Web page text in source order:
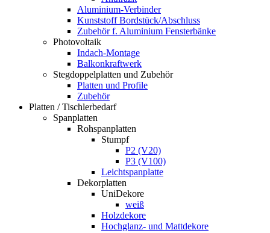
Aluminium-Verbinder
Kunststoff Bordstück/Abschluss
Zubehör f. Aluminium Fensterbänke
Photovoltaik
Indach-Montage
Balkonkraftwerk
Stegdoppelplatten und Zubehör
Platten und Profile
Zubehör
Platten / Tischlerbedarf
Spanplatten
Rohspanplatten
Stumpf
P2 (V20)
P3 (V100)
Leichtspanplatte
Dekorplatten
UniDekore
weiß
Holzdekore
Hochglanz- und Mattdekore